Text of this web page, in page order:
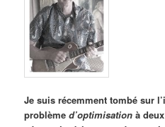
Je suis récemment tombé sur
problèmed’optimisation à